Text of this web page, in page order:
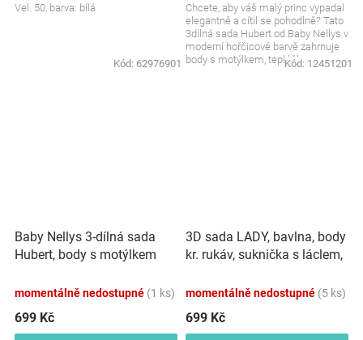
Vel. 50, barva: bílá
Kód: 62976901
Chcete, aby váš malý princ vypadal
elegantně a cítil se pohodlně? Tato
3dílná sada Hubert od Baby Nellys v
moderní hořčicové barvě zahrnuje
body s motýlkem, tepláčky a
Kód: 12451201
Baby Nellys 3-dílná sada
Hubert, body s motýlkem
šedý
momentálně nedostupné (1 ks)
699 Kč
3D sada LADY, bavlna, body
kr. rukáv, suknička s láclem,
momentálně nedostupné (5 ks)
699 Kč